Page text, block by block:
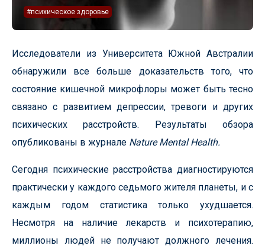
#психическое здоровье
Исследователи из Университета Южной Австралии
обнаружили все больше доказательств того, что
состояние кишечной микрофлоры может быть тесно
связано с развитием депрессии, тревоги и других
психических расстройств. Результаты обзора
опубликованы в журнале Nature Mental Health.
Сегодня психические расстройства диагностируются
практически у каждого седьмого жителя планеты, и с
каждым годом статистика только ухудшается.
Несмотря на наличие лекарств и психотерапию,
миллионы людей не получают должного лечения.